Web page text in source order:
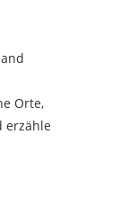
Orte,
erzähle